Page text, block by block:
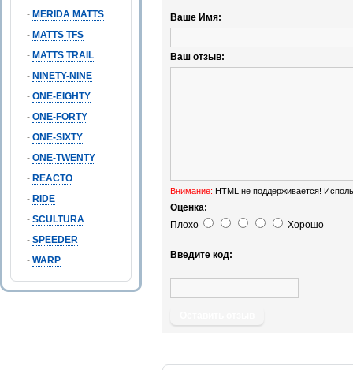
- MERIDA MATTS
- MATTS TFS
- MATTS TRAIL
- NINETY-NINE
- ONE-EIGHTY
- ONE-FORTY
- ONE-SIXTY
- ONE-TWENTY
- REACTO
- RIDE
- SCULTURA
- SPEEDER
- WARP
Ваше Имя:
Ваш отзыв:
Внимание: HTML не поддерживается!
Оценка:
Плохо
Хорошо
Введите код: